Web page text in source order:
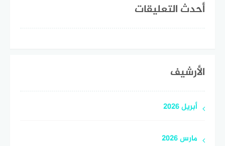
أحدث التعليقات
الأرشيف
أبريل 2026
مارس 2026